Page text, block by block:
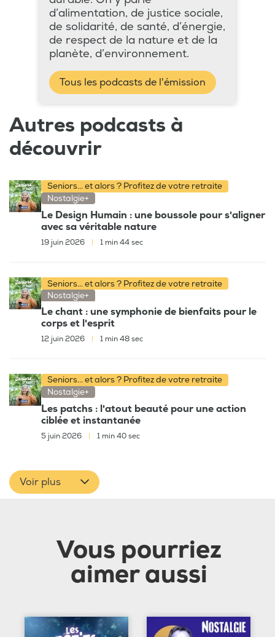
d’alimentation, de justice sociale,
de solidarité, de santé, d’énergie,
de respect de la nature et de la
planète, d’environnement.
Tous les podcasts de l'émission
Autres podcasts à
découvrir
Seniors... et alors ? Profitez de votre retraite
Nostalgie+
Le Design Humain : une boussole pour s'aligner
avec sa véritable nature
19 juin 2026 1 min 44 sec
Seniors... et alors ? Profitez de votre retraite
Nostalgie+
Le chant : une symphonie de bienfaits pour le
corps et l'esprit
12 juin 2026 1 min 48 sec
Seniors... et alors ? Profitez de votre retraite
Nostalgie+
Les patchs : l'atout beauté pour une action
ciblée et instantanée
5 juin 2026 1 min 40 sec
Voir plus
Vous pourriez
aimer aussi